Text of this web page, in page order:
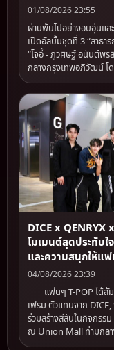
01/08/2026 23:55
ผ่านพ้นไปอย่างอบอุ่นแ
เปิดอัลบั้มชุดที่ 3 “สาธา
“โจอี้ - ภูวศิษฐ์ อนันต์พ
กลางกรุงเทพอภิวัฒน์ โ
DICE x QENRYX
โมเมนต์สุดประทับ
และความสนุกให้แ
04/08/2026 23:39
แฟนๆ T-POP ได้สัม
เฟรม ตัวแทนจาก
ร่วมสร้างสีสันในกิจกรร
ณ Union Mall ท่ามกลา